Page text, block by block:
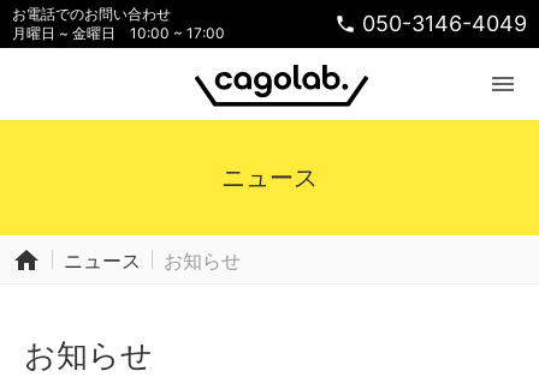
お電話でのお問い合わせ
月曜日 ~ 金曜日 10:00 ~ 17:00
phone 050-3146-4049
menu
ニュース
home ニュース お知らせ
お知らせ